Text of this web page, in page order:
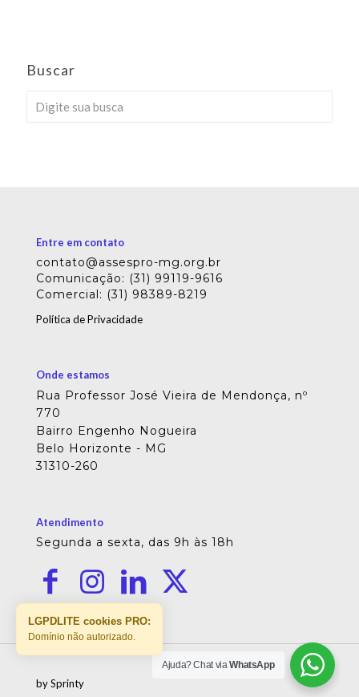
Buscar
Entre em contato
contato@assespro-mg.org.br
Comunicação: (31) 99119-9616
Comercial: (31) 98389-8219
Política de Privacidade
Onde estamos
Rua Professor José Vieira de Mendonça, nº
770
Bairro Engenho Nogueira
Belo Horizonte - MG
31310-260
Atendimento
Segunda a sexta, das 9h às 18h
by Sprinty
Ajuda? Chat viaWhatsApp
LGPDLITE cookies PRO:
Domínio não autorizado.